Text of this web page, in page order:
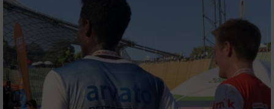
Wir nutzen Ihre Daten für folgende Zwecke:
Speichern von oder Zugriff auf Informationen
auf einem Endgerät
Verwendung reduzierter Daten zur Auswahl
von Werbeanzeigen